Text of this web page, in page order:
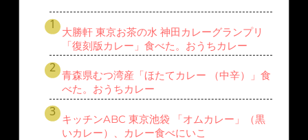
大勝軒 東京お茶の水 神田カレーグランプリ
「復刻版カレー」食べた。おうちカレー
青森県むつ湾産「ほたてカレー （中辛）」食
べた。おうちカレー
キッチンABC 東京池袋 「オムカレー」（黒
いカレー）、カレー食べにいこ